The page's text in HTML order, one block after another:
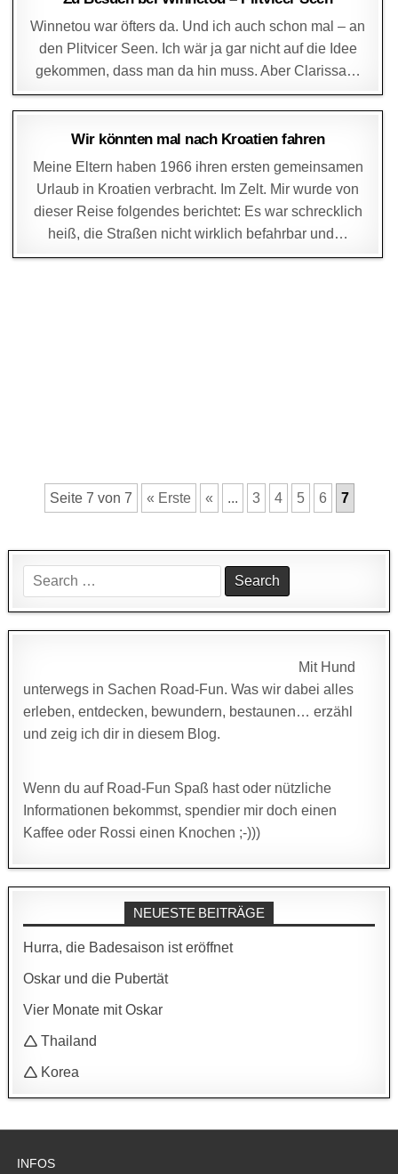
Winnetou war öfters da. Und ich auch schon mal – an
den Plitvicer Seen. Ich wär ja gar nicht auf die Idee
gekommen, dass man da hin muss. Aber Clarissa…
DAGMAR 18. APRIL 2003
Wir könnten mal nach Kroatien fahren
Meine Eltern haben 1966 ihren ersten gemeinsamen
Urlaub in Kroatien verbracht. Im Zelt. Mir wurde von
dieser Reise folgendes berichtet: Es war schrecklich
heiß, die Straßen nicht wirklich befahrbar und…
Seite 7 von 7 « Erste « ... 3 4 5 6 7
Search
for:
Mit Hund
unterwegs in Sachen Road-Fun. Was wir dabei alles
erleben, entdecken, bewundern, bestaunen… erzähl
und zeig ich dir in diesem Blog.
Wenn du auf Road-Fun Spaß hast oder nützliche
Informationen bekommst, spendier mir doch einen
Kaffee oder Rossi einen Knochen ;-)))
NEUESTE BEITRÄGE
Hurra, die Badesaison ist eröffnet
Oskar und die Pubertät
Vier Monate mit Oskar
🛆 Thailand
🛆 Korea
INFOS